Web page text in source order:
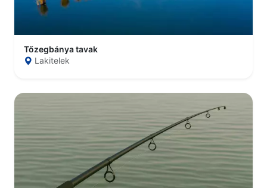
Tőzegbánya tavak
Lakitelek